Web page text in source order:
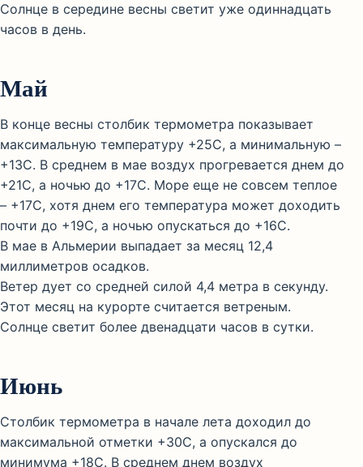
Солнце в середине весны светит уже одиннадцать
часов в день.
Май
В конце весны столбик термометра показывает
максимальную температуру +25С, а минимальную –
+13С. В среднем в мае воздух прогревается днем до
+21С, а ночью до +17С. Море еще не совсем теплое
– +17С, хотя днем его температура может доходить
почти до +19С, а ночью опускаться до +16С.
В мае в Альмерии выпадает за месяц 12,4
миллиметров осадков.
Ветер дует со средней силой 4,4 метра в секунду.
Этот месяц на курорте считается ветреным.
Солнце светит более двенадцати часов в сутки.
Июнь
Столбик термометра в начале лета доходил до
максимальной отметки +30С, а опускался до
минимума +18С. В среднем днем воздух